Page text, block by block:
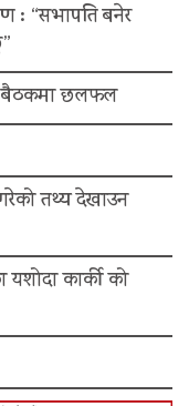
: “सभापति बनेर
बैठकमा छलफल
तथ्य देखाउन
कार्की को